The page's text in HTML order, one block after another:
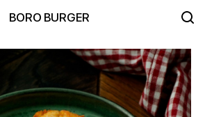
BORO BURGER